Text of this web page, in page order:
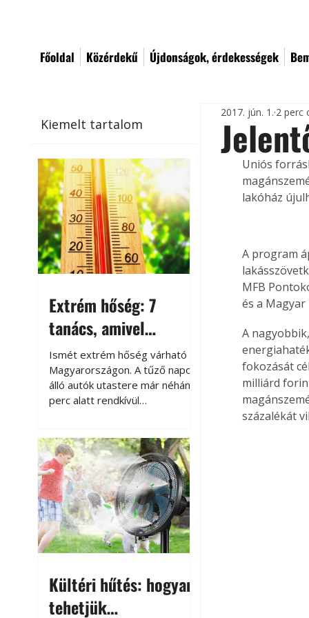
Főoldal Közérdekű Újdonságok, érdekességek
Kiemelt tartalom
Extrém hőség: 7
tanács, amivel
megóvhatjuk
autónkat a nyári
károktól
Ismét extrém hőség várható
Magyarországon. A tűző napon
álló autók utastere már néhány
perc alatt rendkívül
megközelítheti. Ez nemcsak a
beszállást teszi kellemetlenné,
hanem az autó állapotára és a
benne hagyott tárgyakra is
káros hatással lehet. Néhány
egyszerű óvintézkedéssel
azonban jelentősen
csökkenthetjük a hőség káros
Kültéri hűtés: hogyan
tehetjük
2017. jún. 1. 2 perc
Uniós
lakóház
A program
MFB
és a
A
fokozását
milliárd
százalékát